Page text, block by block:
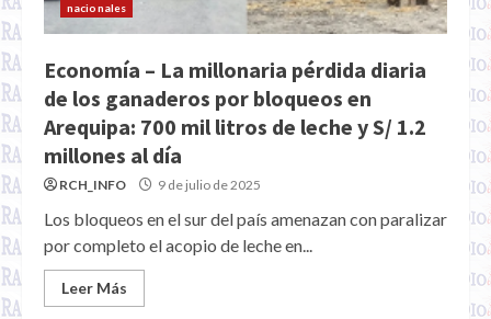
nacionales
Economía – La millonaria pérdida diaria
de los ganaderos por bloqueos en
Arequipa: 700 mil litros de leche y S/ 1.2
millones al día
RCH_INFO 9 de julio de 2025
Los bloqueos en el sur del país amenazan con paralizar
por completo el acopio de leche en...
Leer Más